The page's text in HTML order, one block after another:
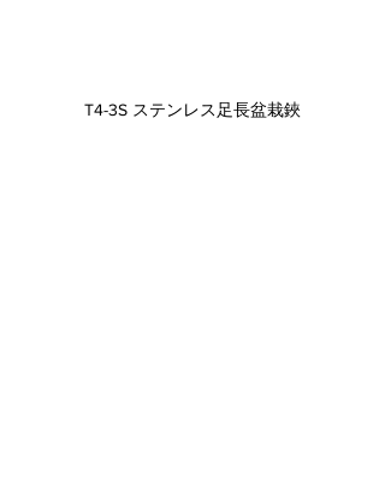
T4-3S ステンレス足長盆栽鋏